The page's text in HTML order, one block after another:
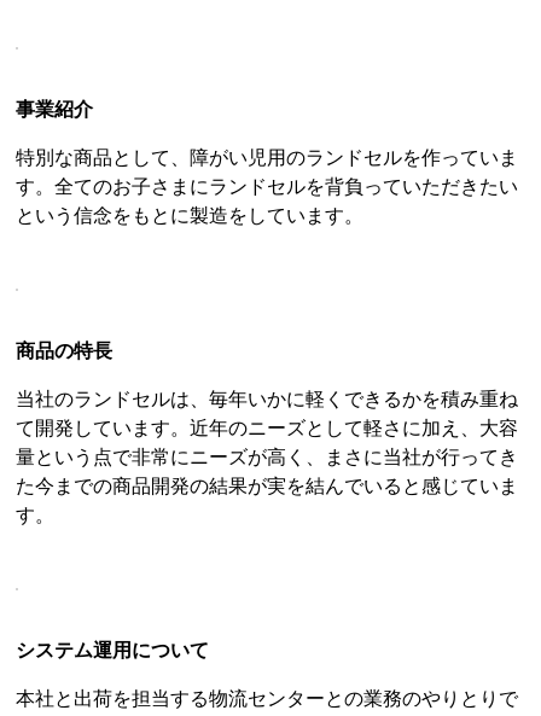
事業紹介
特別な商品として、障がい児用のランドセルを作っていま
す。全てのお子さまにランドセルを背負っていただきたい
という信念をもとに製造をしています。
商品の特長
当社のランドセルは、毎年いかに軽くできるかを積み重ね
て開発しています。近年のニーズとして軽さに加え、大容
量という点で非常にニーズが高く、まさに当社が行ってき
た今までの商品開発の結果が実を結んでいると感じていま
す。
システム運用について
本社と出荷を担当する物流センターとの業務のやりとりで